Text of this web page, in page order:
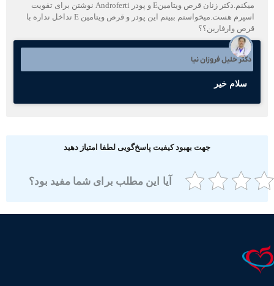
میکنم.دکتر زنان قرص ویتامینE و پودر Androferti نوشتن برای تقویت
اسپرم هست.میخواستم ببینم این پودر و قرص ویتامین E تداخل نداره با
وارفارین؟؟
دکتر خلیل فروزان نیا
سلام خیر
جهت بهبود کیفیت پاسخ‌گویی لطفا امتیاز دهید
آیا این مطلب برای شما مفید بود؟